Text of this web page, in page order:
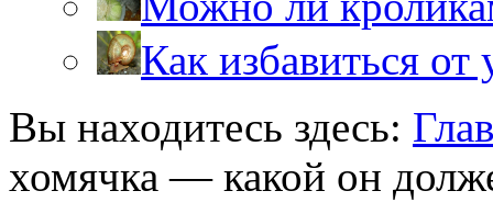
Как избавиться от
Вы находитесь здесь:
хомячка — какой он